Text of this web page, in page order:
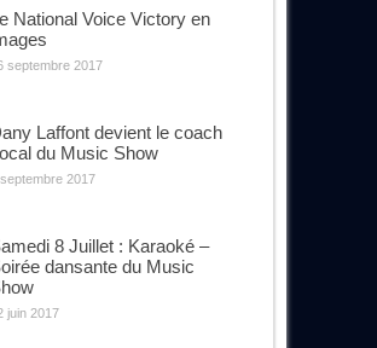
National Voice Victory en
septembre 2017
Laffont devient le coach
du Music Show
2017
8 Juillet : Karaoké –
dansante du Music
juin 2017